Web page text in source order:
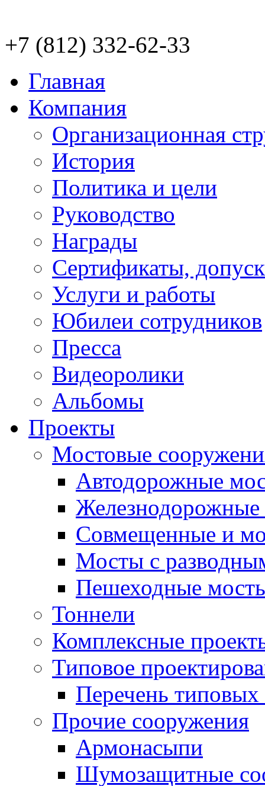
+7 (812) 332-62-33
Главная
Компания
Организационная
История
Политика и цели
Руководство
Награды
Сертификаты,
Услуги и работы
Юбилеи сотрудников
Пресса
Видеоролики
Альбомы
Проекты
Мостовые
Автодорожные
Совмещенные и
Мосты с
Пешеходные
Тоннели
Комплексные
Типовое
Перечень типовых
Прочие сооружения
Армонасыпи
Шумозащитные